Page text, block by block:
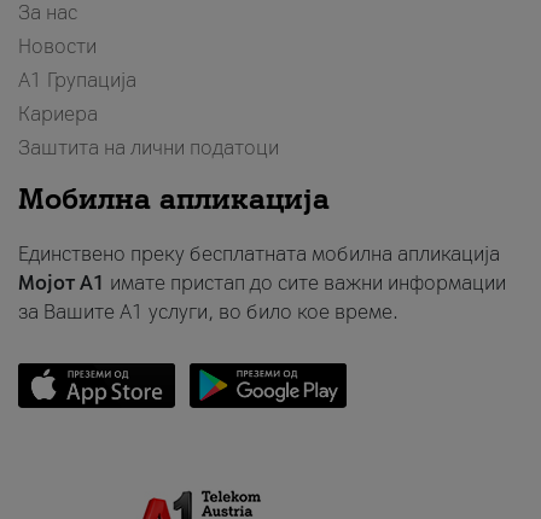
За нас
Новости
А1 Групација
Кариера
Заштита на лични податоци
Мобилна апликација
Единствено преку бесплатната мобилна апликација
Мојот A1 имате пристап до сите важни информации
за Вашите A1 услуги, во било кое време.